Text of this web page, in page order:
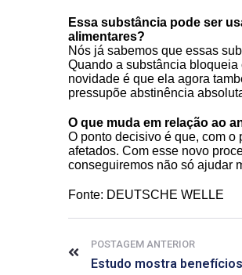
Essa substância pode ser
alimentares?
Nós já sabemos que essas
Quando a substância bloqueia
novidade é que ela agora
pressupõe abstinência
O que muda em relação ao
O ponto decisivo é que, com
afetados. Com esse novo
conseguiremos não só ajudar
Fonte: DEUTSCHE WELLE
POSTAGEM ANTERIOR